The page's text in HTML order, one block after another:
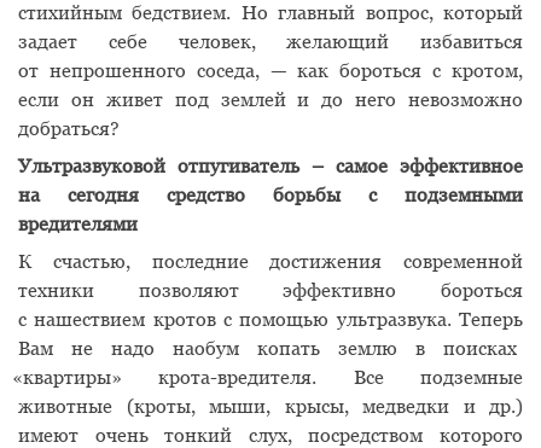
стихийным бедствием. Но главный вопрос, который
задает себе человек, желающий избавиться
от непрошенного соседа, — как бороться с кротом,
если он живет под землей и до него невозможно
добраться?
Ультразвуковой отпугиватель – самое эффективное
на сегодня средство борьбы с подземными
вредителями
К счастью, последние достижения современной
техники позволяют эффективно бороться
с нашествием кротов с помощью ультразвука. Теперь
Вам не надо наобум копать землю в поисках
«квартиры» крота-вредителя. Все подземные
животные
(кроты, мыши, крысы, медведки и др.)
имеют очень тонкий слух, посредством которого